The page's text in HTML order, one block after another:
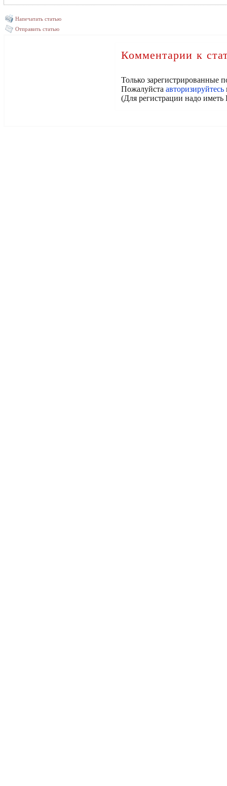
Напечатать статью
Отправить статью
Комментарии к
Только зарегистрированные
Пожалуйста авторизируйтесь
(Для регистрации надо